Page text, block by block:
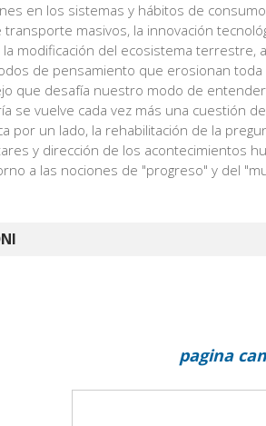
en los sistemas y hábitos de
transporte masivos, la innovación
modificación del ecosistema terrestre,
de pensamiento que erosionan
que desafía nuestro modo de
se vuelve cada vez más una cuestión
por un lado, la rehabilitación de la
y dirección de los acontecimientos
a las nociones de "progreso" y del
pagina